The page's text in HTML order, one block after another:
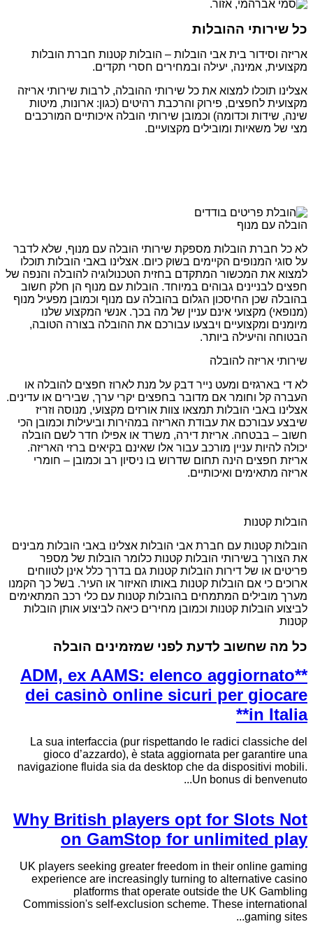
כל שירותי ההובלות
אריזה וסידור בית אבי הובלות – הובלות קטנות חברת הובלות
מקצועית, אמינה, יעילה ובמחירים חסרי תקדים.
אצלינו תוכלו למצוא את כל שירותי ההובלה, לרבות שירותי אריזה
מקצועית לחפצים, פירוק והרכבת רהיטים (כגון: ארונות, מיטות
שינה, שידות וכדומה) וכמובן שירותי הובלה איכותיים המורכבים
מצי של משאיות ומובילים מקצועיים.
הובלה עם מנוף
לא כל חברת הובלות מספקת שירותי הובלה עם מנוף, שלא לדבר
על סוגי המנופים הקיימים בשוק כיום. אצלינו באבי הובלות תוכלו
למצוא את המכשור המתקדם בחזית הטכנולוגיה להובלה והנפה של
חפצים לבניינים גבוהים במיוחד. הובלות עם מנוף הן חלק חשוב
בהובלה שכן החיסכון הגלום בהובלה עם מנוף וכמובן מפעיל מנוף
(מנופאי) מקצועי אינם עניין של מה בכך. אנשי המקצוע שלנו
מיומנים ומקצועיים ויבצעו עבורכם את ההובלה בצורה הטובה,
הבטוחה והיעילה ביותר.
שירותי אריזה להובלה
לא די בארגזים ומעט נייר דבק על מנת לארוז חפצים להובלה או
העברה קל וחומר אם מדובר בחפצים יקרי ערך, שבירים או עדינים.
אצלינו באבי הובלות תמצאו צוות אורזים מקצועי, מנוסה וזריז
שיבצע עבורכם את עבודת האריזה במהירות וביעילות וכמובן הכי
חשוב – בבטחה. אריזת דירה, משרד או אפילו חדר לשם הובלה
יכולה להיות עניין מורכב עבור אלו שאינם בקיאים ברזי האריזה.
אריזת חפצים הינה תחום שדרוש בו ניסיון רב וכמובן – חומרי
אריזה מתאימים ואיכותיים.
הובלות קטנות
הובלות קטנות עם חברת אבי הובלות אצלינו באבי הובלות מבינים
את הצורך בשירותי הובלות קטנות כלומר הובלות של מספר
פריטים או של דירות הובלות קטנות גם בדרך כלל אינן לטווחים
ארוכים כי אם הובלות קטנות באותו האיזור או העיר. בשל כך הקמנו
מערך מובילים המתמחים בהובלות קטנות עם כלי רכב המתאימים
לביצוע הובלות קטנות וכמובן מחירים כיאה לביצוע אותן הובלות
קטנות
כל מה שחשוב לדעת לפני שמזמינים הובלה
**ADM, ex AAMS: elenco aggiornato
dei casinò online sicuri per giocare
in Italia**
La sua interfaccia (pur rispettando le radici classiche del
gioco d’azzardo), è stata aggiornata per garantire una
navigazione fluida sia da desktop che da dispositivi mobili.
Un bonus di benvenuto...
Why British players opt for Slots Not
on GamStop for unlimited play
UK players seeking greater freedom in their online gaming
experience are increasingly turning to alternative casino
platforms that operate outside the UK Gambling
Commission's self-exclusion scheme. These international
gaming sites...